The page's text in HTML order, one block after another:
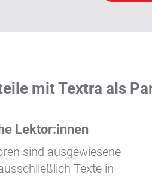
mit Textra als
Lektor:innen
sind ausgewiesene
Texte in